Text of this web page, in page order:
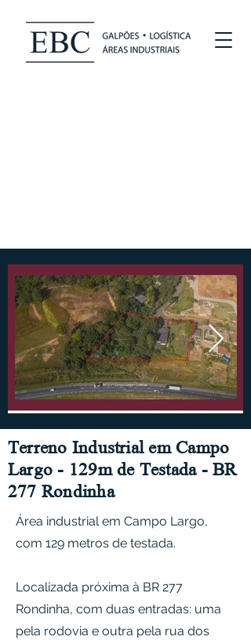
Terreno Industrial em Campo
Largo - 129m de Testada - BR
277 Rondinha
Área industrial em Campo Largo,
com 129 metros de testada.
Localizada próxima à BR 277
Rondinha, com duas entradas: uma
pela rodovia e outra pela rua dos